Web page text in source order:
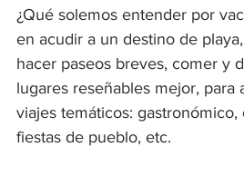
¿Qué solemos entender por
en acudir a un destino de
hacer paseos breves, comer y
lugares reseñables mejor,
viajes temáticos:
fiestas de pueblo, etc.